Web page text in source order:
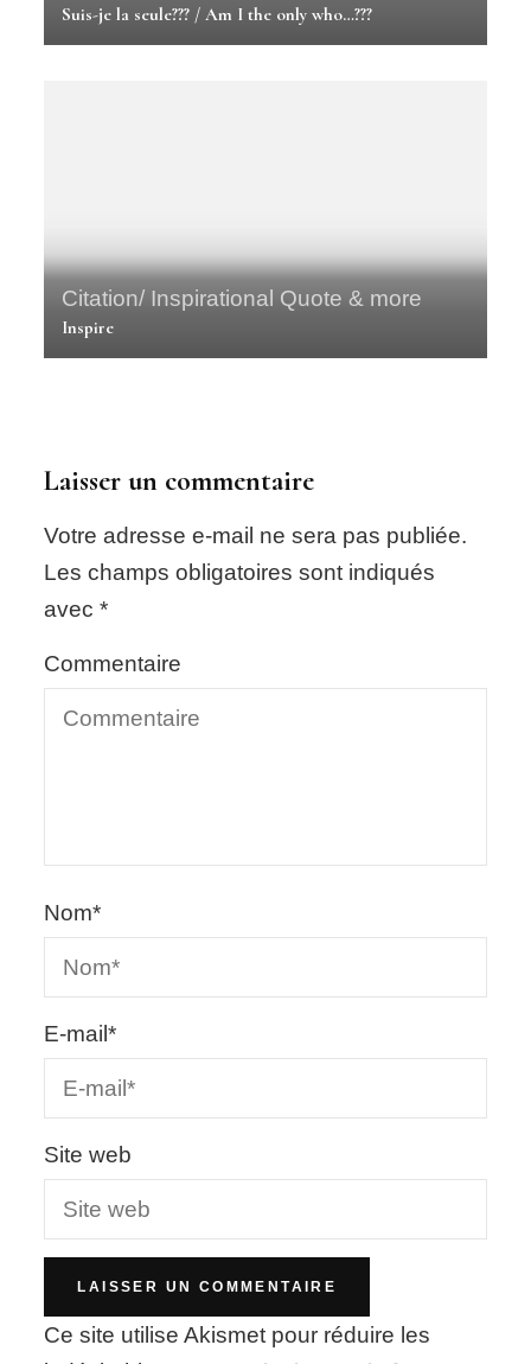
Suis-je la seule??? / Am I the only who…???
Citation/ Inspirational Quote & more
Inspire
Laisser un commentaire
Votre adresse e-mail ne sera pas publiée.
Les champs obligatoires sont indiqués
avec*
Commentaire
Nom*
E-mail*
Site web
Ce site utilise Akismet pour réduire les